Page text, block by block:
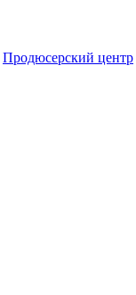
Продюсерский центр